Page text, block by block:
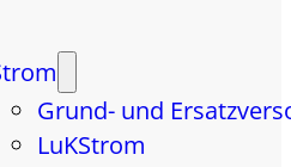
Grund- und
LuKStrom